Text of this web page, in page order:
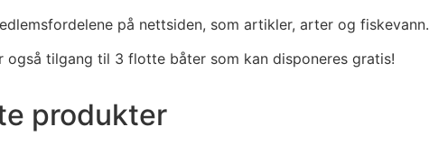
på nettsiden, som artikler, arter og fiskevann.
også tilgang til 3 flotte båter som kan disponeres gratis!
produkter